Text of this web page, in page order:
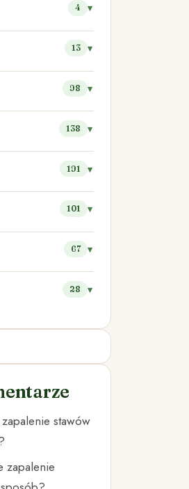
4
13
98
138
191
101
67
28
stawów
zapalenie